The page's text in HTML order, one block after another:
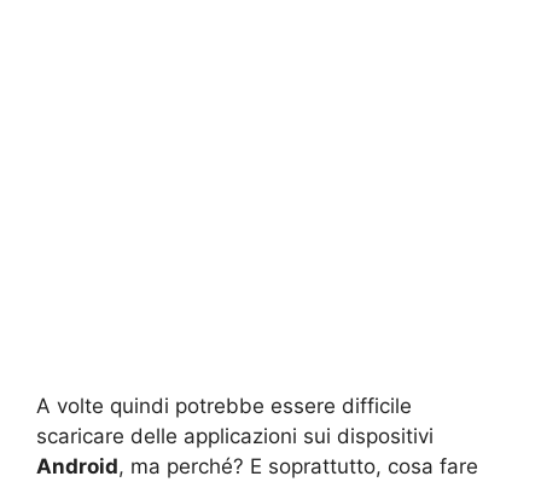
A volte quindi potrebbe essere difficile
scaricare delle applicazioni sui dispositivi
Android, ma perché? E soprattutto, cosa fare